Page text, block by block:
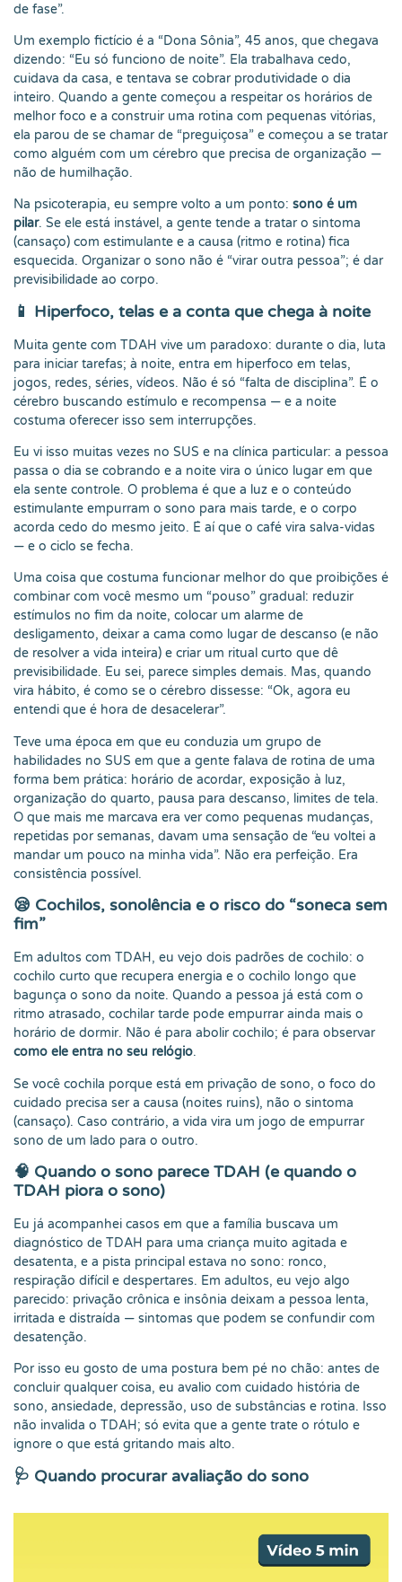
de fase”.
Um exemplo fictício é a “Dona Sônia”, 45 anos, que chegava
dizendo: “Eu só funciono de noite”. Ela trabalhava cedo,
cuidava da casa, e tentava se cobrar produtividade o dia
inteiro. Quando a gente começou a respeitar os horários de
melhor foco e a construir uma rotina com pequenas vitórias,
ela parou de se chamar de “preguiçosa” e começou a se tratar
como alguém com um cérebro que precisa de organização —
não de humilhação.
Na psicoterapia, eu sempre volto a um ponto: sono é um
pilar. Se ele está instável, a gente tende a tratar o sintoma
(cansaço) com estimulante e a causa (ritmo e rotina) fica
esquecida. Organizar o sono não é “virar outra pessoa”; é dar
previsibilidade ao corpo.
📱 Hiperfoco, telas e a conta que chega à noite
Muita gente com TDAH vive um paradoxo: durante o dia, luta
para iniciar tarefas; à noite, entra em hiperfoco em telas,
jogos, redes, séries, vídeos. Não é só “falta de disciplina”. É o
cérebro buscando estímulo e recompensa — e a noite
costuma oferecer isso sem interrupções.
Eu vi isso muitas vezes no SUS e na clínica particular: a pessoa
passa o dia se cobrando e a noite vira o único lugar em que
ela sente controle. O problema é que a luz e o conteúdo
estimulante empurram o sono para mais tarde, e o corpo
acorda cedo do mesmo jeito. É aí que o café vira salva-vidas
— e o ciclo se fecha.
Uma coisa que costuma funcionar melhor do que proibições é
combinar com você mesmo um “pouso” gradual: reduzir
estímulos no fim da noite, colocar um alarme de
desligamento, deixar a cama como lugar de descanso (e não
de resolver a vida inteira) e criar um ritual curto que dê
previsibilidade. Eu sei, parece simples demais. Mas, quando
vira hábito, é como se o cérebro dissesse: “Ok, agora eu
entendi que é hora de desacelerar”.
Teve uma época em que eu conduzia um grupo de
habilidades no SUS em que a gente falava de rotina de uma
forma bem prática: horário de acordar, exposição à luz,
organização do quarto, pausa para descanso, limites de tela.
O que mais me marcava era ver como pequenas mudanças,
repetidas por semanas, davam uma sensação de “eu voltei a
mandar um pouco na minha vida”. Não era perfeição. Era
consistência possível.
😪 Cochilos, sonolência e o risco do “soneca sem
fim”
Em adultos com TDAH, eu vejo dois padrões de cochilo: o
cochilo curto que recupera energia e o cochilo longo que
bagunça o sono da noite. Quando a pessoa já está com o
ritmo atrasado, cochilar tarde pode empurrar ainda mais o
horário de dormir. Não é para abolir cochilo; é para observar
como ele entra no seu relógio.
Se você cochila porque está em privação de sono, o foco do
cuidado precisa ser a causa (noites ruins), não o sintoma
(cansaço). Caso contrário, a vida vira um jogo de empurrar
sono de um lado para o outro.
🧠 Quando o sono parece TDAH (e quando o
TDAH piora o sono)
Eu já acompanhei casos em que a família buscava um
diagnóstico de TDAH para uma criança muito agitada e
desatenta, e a pista principal estava no sono: ronco,
respiração difícil e despertares. Em adultos, eu vejo algo
parecido: privação crônica e insônia deixam a pessoa lenta,
irritada e distraída — sintomas que podem se confundir com
desatenção.
Por isso eu gosto de uma postura bem pé no chão: antes de
concluir qualquer coisa, eu avalio com cuidado história de
sono, ansiedade, depressão, uso de substâncias e rotina. Isso
não invalida o TDAH; só evita que a gente trate o rótulo e
ignore o que está gritando mais alto.
🩺 Quando procurar avaliação do sono